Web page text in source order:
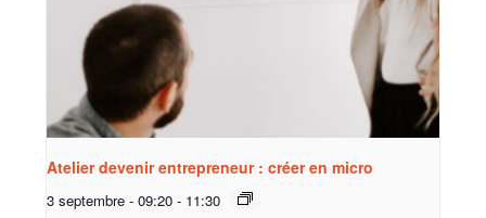
Atelier devenir entrepreneur : créer en micro
3 septembre - 09:20 - 11:30